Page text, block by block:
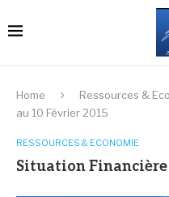
Home Ressources &
au 10 Février 2015
RESSOURCES & ECONOMIE
Situation Financière